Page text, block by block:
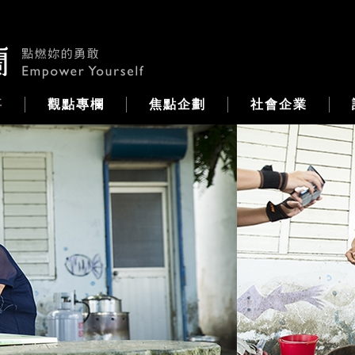
觀點專欄 焦點企劃 社會企業